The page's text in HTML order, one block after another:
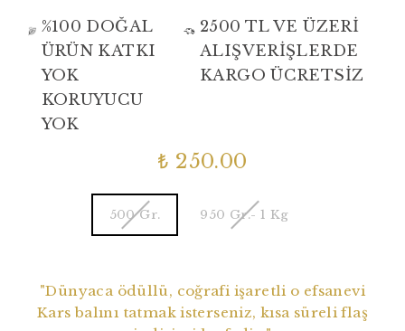
%100 DOĞAL
ÜRÜN KATKI
YOK
KORUYUCU
YOK
2500 TL VE ÜZERİ
ALIŞVERİŞLERDE
KARGO ÜCRETSİZ
₺ 250.00
500 Gr. 950 Gr.- 1 Kg
"Dünyaca ödüllü, coğrafi işaretli o efsanevi
Kars balını tatmak isterseniz, kısa süreli flaş